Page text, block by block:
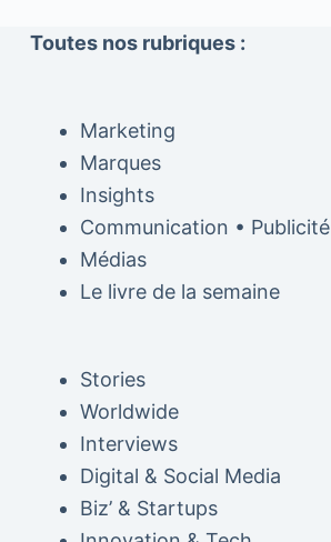
Toutes nos rubriques :
Marketing
Marques
Insights
Communication • Publicité
Médias
Le livre de la semaine
Stories
Worldwide
Interviews
Digital & Social Media
Biz’ & Startups